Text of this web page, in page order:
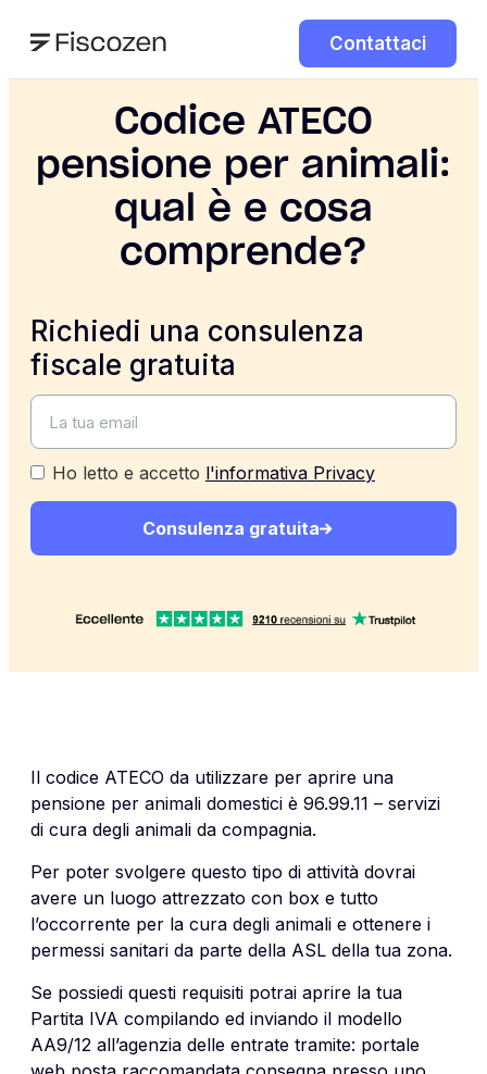
Contattaci
Codice ATECO
pensione per animali:
qual è e cosa
comprende?
Richiedi una consulenza
fiscale gratuita
Ho letto e accetto l'informativa Privacy
Consulenza gratuita
Il codice ATECO da utilizzare per aprire una
pensione per animali domestici è 96.99.11 – servizi
di cura degli animali da compagnia.
Per poter svolgere questo tipo di attività dovrai
avere un luogo attrezzato con box e tutto
l’occorrente per la cura degli animali e ottenere i
permessi sanitari da parte della ASL della tua zona.
Se possiedi questi requisiti potrai aprire la tua
Partita IVA compilando ed inviando il modello
AA9/12 all’agenzia delle entrate tramite: portale